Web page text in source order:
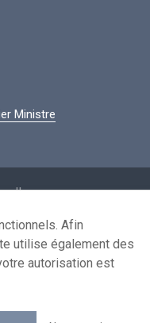
Ministre
Afin
utilise également des
autorisation est